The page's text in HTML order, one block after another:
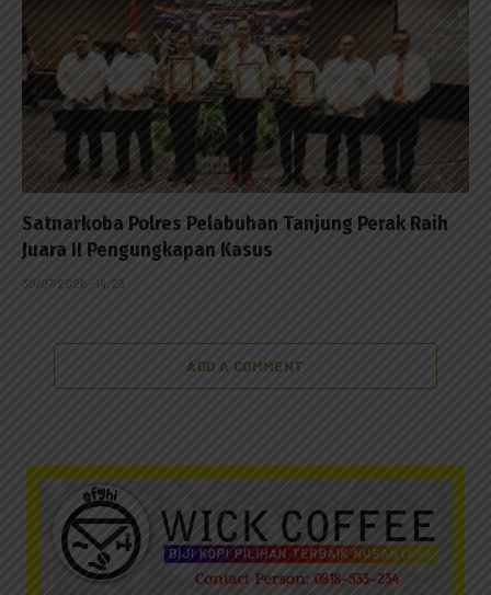
Satnarkoba Polres Pelabuhan Tanjung Perak Raih
Juara II Pengungkapan Kasus
30/07/2026 - 14:23
ADD A COMMENT